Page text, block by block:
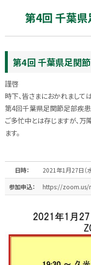
第4回 千葉
第4回 千葉県足関
謹啓
時下、皆さまにおかれまして
第4回千葉県足関節足部疾患
ご多忙中とは存じますが、万
ます。
日時：
2021年1月27日（
参加申込：
https://zoom.us/